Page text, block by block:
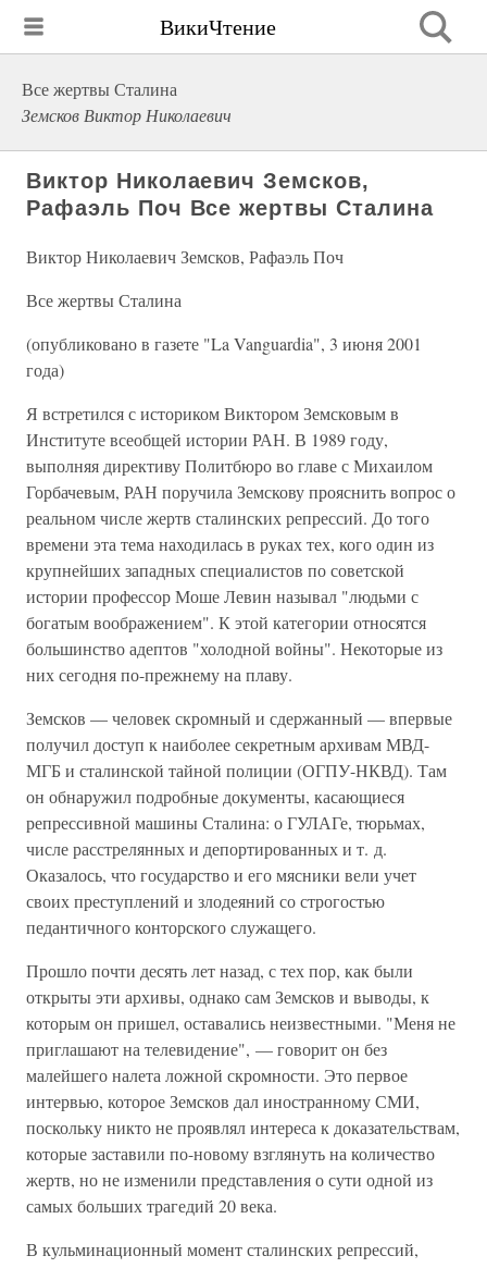
ВикиЧтение
Все жертвы Сталина
Земсков Виктор Николаевич
Виктор Николаевич Земсков,
Рафаэль Поч Все жертвы Сталина
Виктор Николаевич Земсков, Рафаэль Поч
Все жертвы Сталина
(опубликовано в газете "La Vanguardia", 3 июня 2001
года)
Я встретился с историком Виктором Земсковым в
Институте всеобщей истории РАН. В 1989 году,
выполняя директиву Политбюро во главе с Михаилом
Горбачевым, РАН поручила Земскову прояснить вопрос о
реальном числе жертв сталинских репрессий. До того
времени эта тема находилась в руках тех, кого один из
крупнейших западных специалистов по советской
истории профессор Моше Левин называл "людьми с
богатым воображением". К этой категории относятся
большинство адептов "холодной войны". Некоторые из
них сегодня по-прежнему на плаву.
Земсков — человек скромный и сдержанный — впервые
получил доступ к наиболее секретным архивам МВД-
МГБ и сталинской тайной полиции (ОГПУ-НКВД). Там
он обнаружил подробные документы, касающиеся
репрессивной машины Сталина: о ГУЛАГе, тюрьмах,
числе расстрелянных и депортированных и т. д.
Оказалось, что государство и его мясники вели учет
своих преступлений и злодеяний со строгостью
педантичного конторского служащего.
Прошло почти десять лет назад, с тех пор, как были
открыты эти архивы, однако сам Земсков и выводы, к
которым он пришел, оставались неизвестными. "Меня не
приглашают на телевидение", — говорит он без
малейшего налета ложной скромности. Это первое
интервью, которое Земсков дал иностранному СМИ,
поскольку никто не проявлял интереса к доказательствам,
которые заставили по-новому взглянуть на количество
жертв, но не изменили представления о сути одной из
самых больших трагедий 20 века.
В кульминационный момент сталинских репрессий,